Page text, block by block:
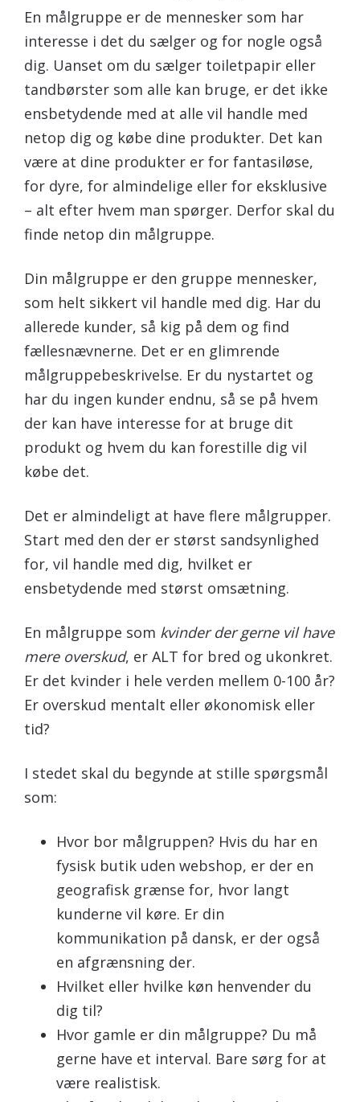
En målgruppe er de mennesker som har
interesse i det du sælger og for nogle også
dig. Uanset om du sælger toiletpapir eller
tandbørster som alle kan bruge, er det ikke
ensbetydende med at alle vil handle med
netop dig og købe dine produkter. Det kan
være at dine produkter er for fantasiløse,
for dyre, for almindelige eller for eksklusive
– alt efter hvem man spørger. Derfor skal du
finde netop din målgruppe.
Din målgruppe er den gruppe mennesker,
som helt sikkert vil handle med dig. Har du
allerede kunder, så kig på dem og find
fællesnævnerne. Det er en glimrende
målgruppebeskrivelse. Er du nystartet og
har du ingen kunder endnu, så se på hvem
der kan have interesse for at bruge dit
produkt og hvem du kan forestille dig vil
købe det.
Det er almindeligt at have flere målgrupper.
Start med den der er størst sandsynlighed
for, vil handle med dig, hvilket er
ensbetydende med størst omsætning.
En målgruppe som kvinder der gerne vil have
mere overskud, er ALT for bred og ukonkret.
Er det kvinder i hele verden mellem 0-100 år?
Er overskud mentalt eller økonomisk eller
tid?
I stedet skal du begynde at stille spørgsmål
som:
Hvor bor målgruppen? Hvis du har en
fysisk butik uden webshop, er der en
geografisk grænse for, hvor langt
kunderne vil køre. Er din
kommunikation på dansk, er der også
en afgrænsning der.
Hvilket eller hvilke køn henvender du
dig til?
Hvor gamle er din målgruppe? Du må
gerne have et interval. Bare sørg for at
være realistisk.